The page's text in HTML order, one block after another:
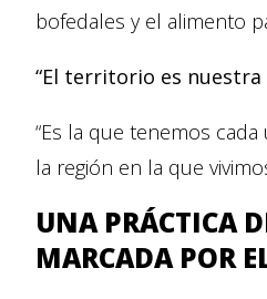
bofedales y el alimento
“El territorio es nuestra
“Es la que tenemos
la región en la que
UNA PRÁCTICA
MARCADA POR